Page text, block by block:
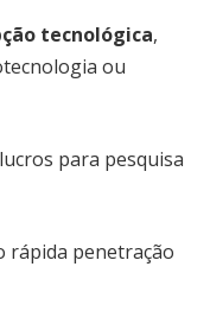
tecnológica,
ou
para pesquisa
rápida penetração